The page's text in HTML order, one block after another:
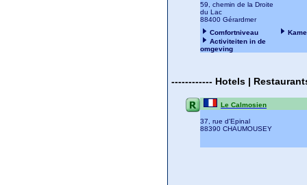
59, chemin de la Droite
du Lac
88400 Gérardmer
Comfortniveau
Activiteiten in de
omgeving
------------ Hotels |
Le Calmosien
37, rue d'Epinal
88390 CHAUMOUSEY